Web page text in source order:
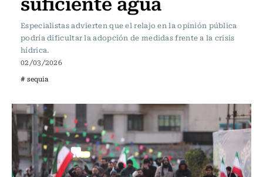
Especialistas advierten que el relajo en la opinión pública
podría dificultar la adopción de medidas frente a la crisis
hídrica.
02/03/2026
# sequia